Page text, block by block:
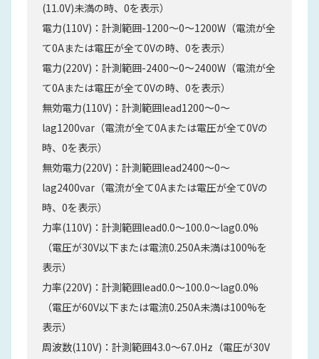
(11.0V)未満の時、0を表示）
電力(110V)：計測範囲-1200～0～1200W（電流が全
て0Aまたは電圧が全て0Vの時、0を表示）
電力(220V)：計測範囲-2400～0～2400W（電流が全
て0Aまたは電圧が全て0Vの時、0を表示）
無効電力(110V)：計測範囲lead1200～0～
lag1200var（電流が全て0Aまたは電圧が全て0Vの
時、0を表示）
無効電力(220V)：計測範囲lead2400～0～
lag2400var（電流が全て0Aまたは電圧が全て0Vの
時、0を表示）
力率(110V)：計測範囲lead0.0～100.0～lag0.0%
（電圧が30V以下または電流0.250A未満は100%を
表示）
力率(220V)：計測範囲lead0.0～100.0～lag0.0%
（電圧が60V以下または電流0.250A未満は100%を
表示）
周波数(110V)：計測範囲43.0～67.0Hz（電圧が30V